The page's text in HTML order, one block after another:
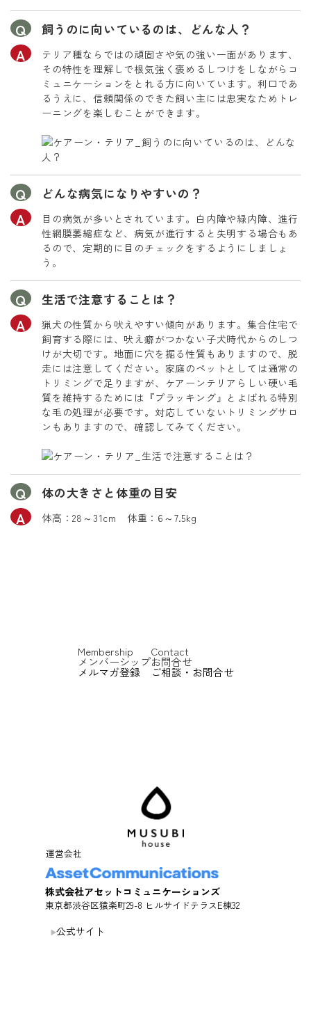
飼うのに向いているのは、どんな人？
テリア種ならではの頑固さや気の強い一面があります、
その特性を理解しで根気強く褒めるしつけをしながらコ
ミュニケーションをとれる方に向いています。利口であ
るうえに、信頼関係のできた飼い主には忠実なためトレ
ーニングを楽しむことができます。
どんな病気になりやすいの？
目の病気が多いとされています。白内障や緑内障、進行
性網膜萎縮症など、病気が進行すると失明する場合もあ
るので、定期的に目のチェックをするようにしましょ
う。
生活で注意することは？
猟犬の性質から吠えやすい傾向があります。集合住宅で
飼育する際には、吠え癖がつかない子犬時代からのしつ
けが大切です。地面に穴を掘る性質もありますので、脱
走には注意してください。家庭のペットとしては通常の
トリミングで足りますが、ケアーンテリアらしい硬い毛
質を維持するためには『プラッキング』とよばれる特別
な毛の処理が必要です。対応していないトリミングサロ
ンもありますので、確認してみてください。
体の大きさと体重の目安
体高：28～31cm 体重：6～7.5kg
Membership
メンバーシップ
メルマガ登録
Contact
お問合せ
ご相談・お問合せ
運営会社
株式会社アセットコミュニケーションズ
東京都渋谷区猿楽町29-8 ヒルサイドテラスE棟32
公式サイト